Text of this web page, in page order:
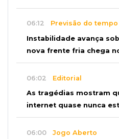
06:12 Previsão do tempo
Instabilidade avança
nova frente fria chega
06:02 Editorial
As tragédias mostram
internet quase nunca
06:00 Jogo Aberto